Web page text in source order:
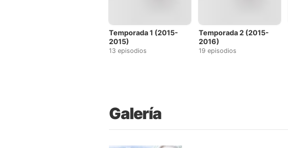
Temporada 1 (2015-
2015)
13 episodios
Temporada 2 (2015-
2016)
19 episodios
Galería